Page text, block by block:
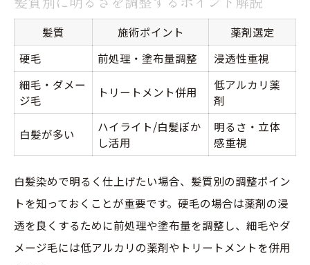
髪質 施術ポイント
薬剤選定
硬毛
前処理・塗布量調整
浸透性重視
細毛・ダメー
ジ毛
トリートメント併用
低アルカリ薬
剤
白髪が多い
ハイライト/白髪ぼか
し活用
明るさ・立体
感重視
白髪染めで明るく仕上げたい場合、髪質別の調整ポイン
トを知っておくことが重要です。硬毛の場合は薬剤の浸
透を良くするために前処理や塗布量を調整し、細毛やダ
メージ毛には低アルカリの薬剤やトリートメントを併用